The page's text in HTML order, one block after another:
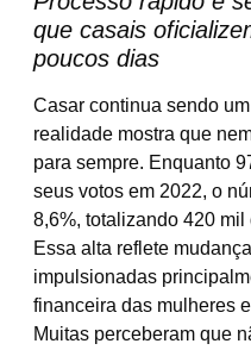
que casais
poucos dias
Casar continua sendo
realidade mostra que
para sempre. Enquanto
seus votos em 2022, o
8,6%, totalizando 420
Essa alta reflete
impulsionadas
financeira das mulheres
Muitas perceberam que